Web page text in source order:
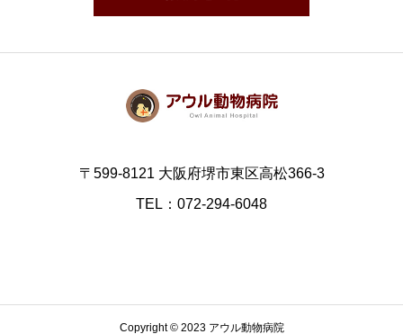
〒599-8121 大阪府堺市東区高松366-3
TEL：072-294-6048
Copyright © 2023 アウル動物病院